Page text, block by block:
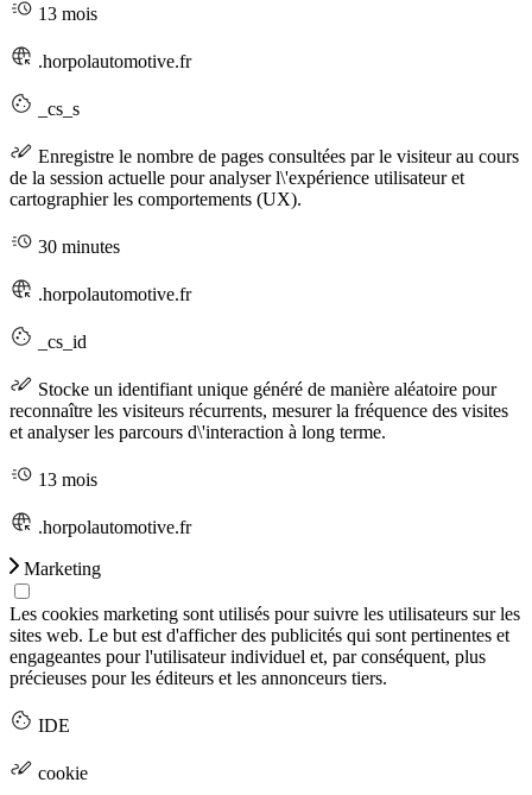
13 mois
.horpolautomotive.fr
_cs_s
Enregistre le nombre de pages consultées par le visiteur au cours
de la session actuelle pour analyser l\'expérience utilisateur et
cartographier les comportements (UX).
30 minutes
.horpolautomotive.fr
_cs_id
Stocke un identifiant unique généré de manière aléatoire pour
reconnaître les visiteurs récurrents, mesurer la fréquence des visites
et analyser les parcours d\'interaction à long terme.
13 mois
.horpolautomotive.fr
Marketing
Les cookies marketing sont utilisés pour suivre les utilisateurs sur les
sites web. Le but est d'afficher des publicités qui sont pertinentes et
engageantes pour l'utilisateur individuel et, par conséquent, plus
précieuses pour les éditeurs et les annonceurs tiers.
IDE
cookie